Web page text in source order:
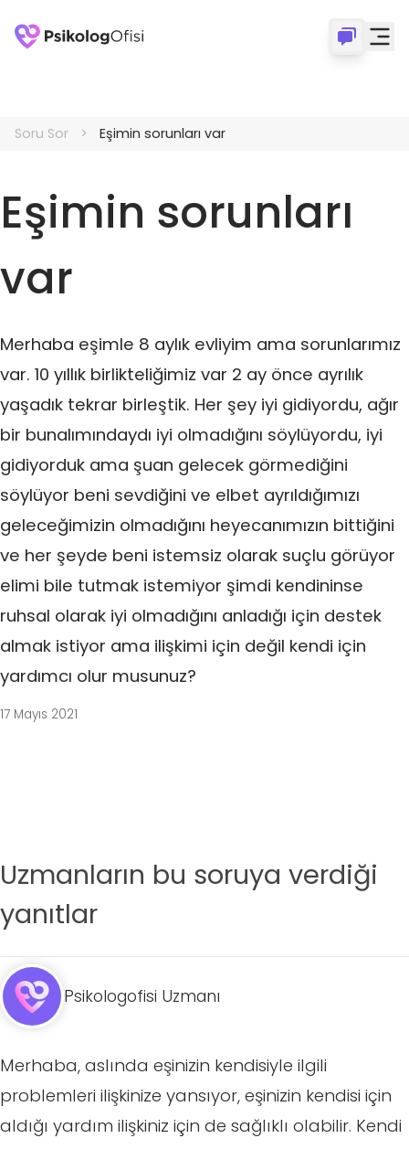
Soru Sor Eşimin sorunları var
Eşimin sorunları
var
Merhaba eşimle 8 aylık evliyim ama sorunlarımız
var. 10 yıllık birlikteliğimiz var 2 ay önce ayrılık
yaşadık tekrar birleştik. Her şey iyi gidiyordu, ağır
bir bunalımındaydı iyi olmadığını söylüyordu, iyi
gidiyorduk ama şuan gelecek görmediğini
söylüyor beni sevdiğini ve elbet ayrıldığımızı
geleceğimizin olmadığını heyecanımızın bittiğini
ve her şeyde beni istemsiz olarak suçlu görüyor
elimi bile tutmak istemiyor şimdi kendininse
ruhsal olarak iyi olmadığını anladığı için destek
almak istiyor ama ilişkimi için değil kendi için
yardımcı olur musunuz?
17 Mayıs 2021
Uzmanların bu soruya verdiği
yanıtlar
Psikologofisi Uzmanı
Merhaba, aslında eşinizin kendisiyle ilgili
problemleri ilişkinize yansıyor, eşinizin kendisi için
aldığı yardım ilişkiniz için de sağlıklı olabilir. Kendi